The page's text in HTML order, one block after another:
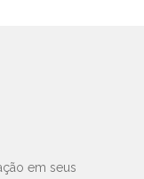
em seus